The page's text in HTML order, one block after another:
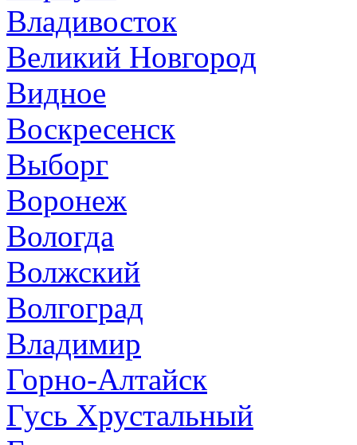
Владивосток
Великий Новгород
Видное
Воскресенск
Выборг
Воронеж
Вологда
Волжский
Волгоград
Владимир
Горно-Алтайск
Гусь Хрустальный